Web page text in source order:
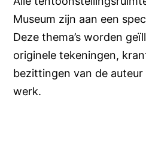
Museum zijn aan een
Deze thema’s worden
originele tekeningen,
bezittingen van de
werk.